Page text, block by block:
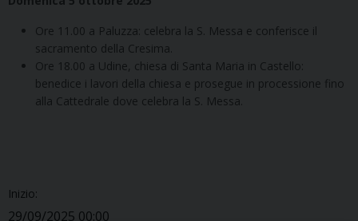
Ore 11.00 a Paluzza: celebra la S. Messa e conferisce il
sacramento della Cresima.
Ore 18.00 a Udine, chiesa di Santa Maria in Castello:
benedice i lavori della chiesa e prosegue in processione fino
alla Cattedrale dove celebra la S. Messa.
Inizio:
29/09/2025 00:00